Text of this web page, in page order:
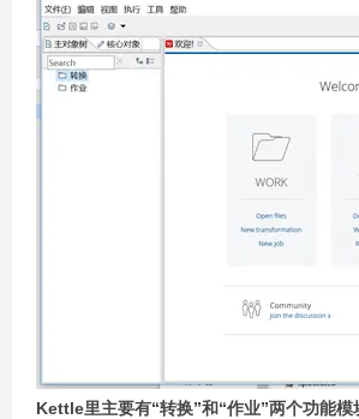
Kettle里主要有“转换”和“作业”两个功能模